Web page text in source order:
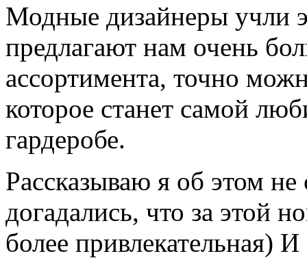
Модные дизайнеры учли
предлагают нам очень
ассортимента, точно
которое станет самой
гардеробе.
Рассказываю я об этом
догадались, что за этой
более привлекательная)